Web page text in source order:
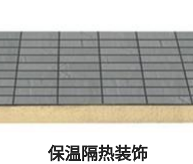
保温隔热装饰